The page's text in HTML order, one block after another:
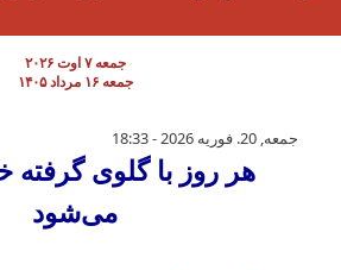
جمعه ۷ اوت ۲۰۲۶
جمعه ۱۶ مرداد ۱۴۰۵
هر روز با گلوی گرفته
جمعه, 20. فوریه 2026 - 18:33
هر روز با گلوی گرفته
می‌شود